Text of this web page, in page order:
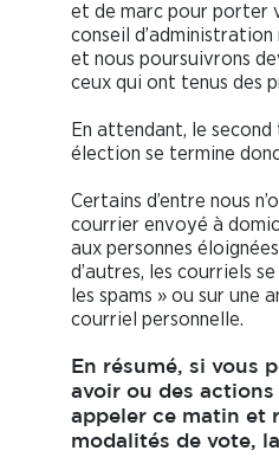
et de marc pour porter
conseil
et nous poursuivrons
ceux qui ont tenus des
En attendant, le
élection se termine
Certains d’entre nous
courrier envoyé à
aux personnes
d’autres, les courriels
les spams » ou sur une
courriel personnelle.
En résumé, si vous
avoir ou des actions
appeler ce matin et
modalités de vote,